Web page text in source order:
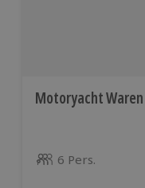
Motoryacht Waren
Anzahl der
6 Pers.